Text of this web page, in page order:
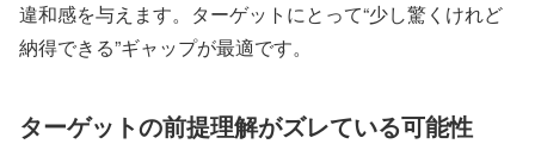
違和感を与えます。ターゲットにとって“少し驚くけれど
納得できる”ギャップが最適です。
ターゲットの前提理解がズレている可能性